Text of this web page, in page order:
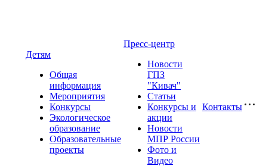
Детям
Общая
информация
Мероприятия
Конкурсы
Экологическое
образование
Образовательные
проекты
Пресс-центр
Новости
ГПЗ
"Кивач"
Статьи
Конкурсы и
акции
Новости
МПР России
Фото и
Видео
Контакты